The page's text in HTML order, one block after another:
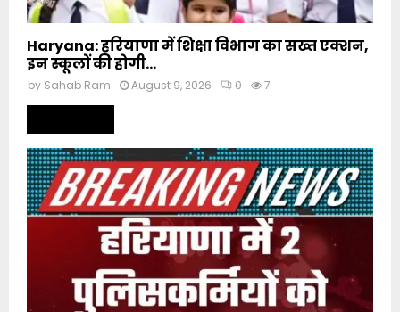
Haryana: हरियाणा में शिक्षा विभाग का सख्त एक्शन,
इन स्कूलों की होगी...
by Sahab Ram August 9, 2026 0 7